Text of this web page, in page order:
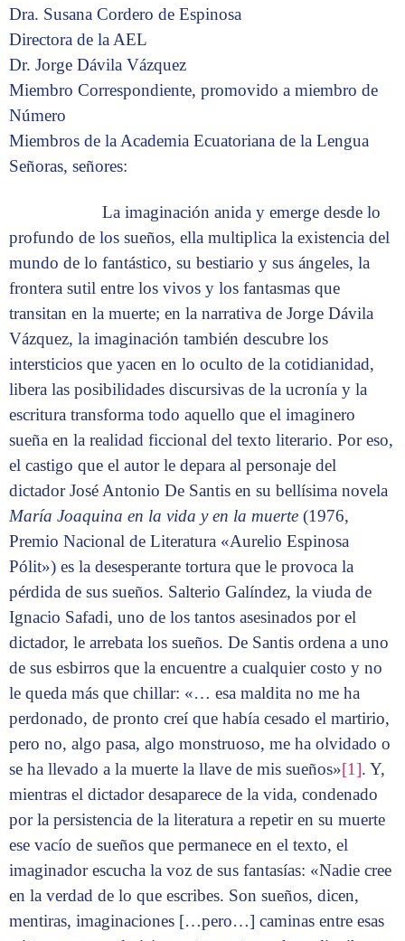
Dra. Susana Cordero de Espinosa
Directora de la AEL
Dr. Jorge Dávila Vázquez
Miembro Correspondiente, promovido a miembro de
Número
Miembros de la Academia Ecuatoriana de la Lengua
Señoras, señores:
La imaginación anida y emerge desde lo
profundo de los sueños, ella multiplica la existencia del
mundo de lo fantástico, su bestiario y sus ángeles, la
frontera sutil entre los vivos y los fantasmas que
transitan en la muerte; en la narrativa de Jorge Dávila
Vázquez, la imaginación también descubre los
intersticios que yacen en lo oculto de la cotidianidad,
libera las posibilidades discursivas de la ucronía y la
escritura transforma todo aquello que el imaginero
sueña en la realidad ficcional del texto literario. Por eso,
el castigo que el autor le depara al personaje del
dictador José Antonio De Santis en su bellísima novela
María Joaquina en la vida y en la muerte (1976,
Premio Nacional de Literatura «Aurelio Espinosa
Pólit») es la desesperante tortura que le provoca la
pérdida de sus sueños. Salterio Galíndez, la viuda de
Ignacio Safadi, uno de los tantos asesinados por el
dictador, le arrebata los sueños. De Santis ordena a uno
de sus esbirros que la encuentre a cualquier costo y no
le queda más que chillar: «… esa maldita no me ha
perdonado, de pronto creí que había cesado el martirio,
pero no, algo pasa, algo monstruoso, me ha olvidado o
se ha llevado a la muerte la llave de mis sueños»[1]. Y,
mientras el dictador desaparece de la vida, condenado
por la persistencia de la literatura a repetir en su muerte
ese vacío de sueños que permanece en el texto, el
imaginador escucha la voz de sus fantasías: «Nadie cree
en la verdad de lo que escribes. Son sueños, dicen,
mentiras, imaginaciones […pero…] caminas entre esas